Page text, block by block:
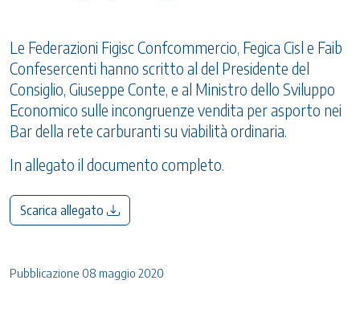
Le Federazioni Figisc Confcommercio, Fegica Cisl e Faib
Confesercenti hanno scritto al del Presidente del
Consiglio, Giuseppe Conte, e al Ministro dello Sviluppo
Economico sulle incongruenze vendita per asporto nei
Bar della rete carburanti su viabilità ordinaria.
In allegato il documento completo.
Scarica allegato
Pubblicazione 08 maggio 2020